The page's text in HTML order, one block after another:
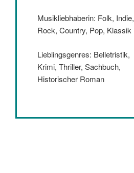
Musikliebhaberin: Folk, Indie,
Rock, Country, Pop, Klassik
Lieblingsgenres: Belletristik,
Krimi, Thriller, Sachbuch,
Historischer Roman